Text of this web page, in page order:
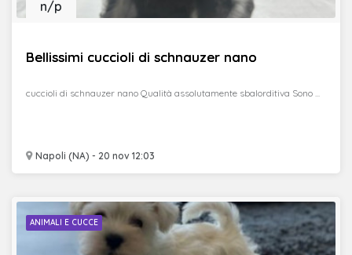
Bellissimi cuccioli di schnauzer nano
Napoli (NA) - 20 nov 12:03
n/p
cuccioli di schnauzer nano Qualità assolutamente sbalorditiva Sono ...
ANIMALI E CUCCE